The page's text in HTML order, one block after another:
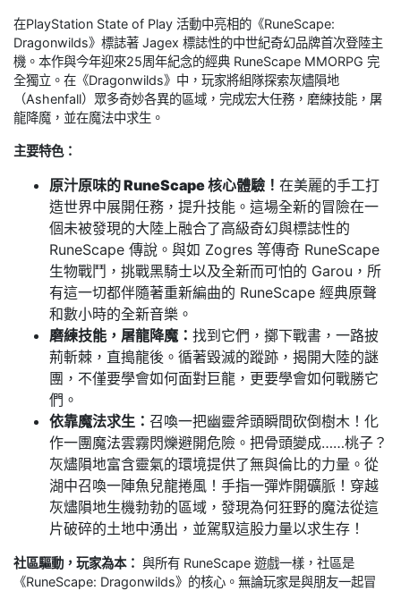
在PlayStation State of Play 活動中亮相的《RuneScape:
Dragonwilds》標誌著 Jagex 標誌性的中世紀奇幻品牌首次登陸主
機。本作與今年迎來25周年紀念的經典 RuneScape MMORPG 完
全獨立。在《Dragonwilds》中，玩家將組隊探索灰燼隕地
（Ashenfall）眾多奇妙各異的區域，完成宏大任務，磨練技能，屠
龍降魔，並在魔法中求生。
主要特色：
原汁原味的 RuneScape 核心體驗！ 在美麗的手工打
造世界中展開任務，提升技能。這場全新的冒險在一
個未被發現的大陸上融合了高級奇幻與標誌性的
RuneScape 傳說。與如 Zogres 等傳奇 RuneScape
生物戰鬥，挑戰黑騎士以及全新而可怕的 Garou，所
有這一切都伴隨著重新編曲的 RuneScape 經典原聲
和數小時的全新音樂。
磨練技能，屠龍降魔： 找到它們，擲下戰書，一路披
荊斬棘，直搗龍後。循著毀滅的蹤跡，揭開大陸的謎
團，不僅要學會如何面對巨龍，更要學會如何戰勝它
們。
依靠魔法求生： 召喚一把幽靈斧頭瞬間砍倒樹木！化
作一團魔法雲霧閃爍避開危險。把骨頭變成……桃子？
灰燼隕地富含靈氣的環境提供了無與倫比的力量。從
湖中召喚一陣魚兒龍捲風！手指一彈炸開礦脈！穿越
灰燼隕地生機勃勃的區域，發現為何狂野的魔法從這
片破碎的土地中湧出，並駕馭這股力量以求生存！
社區驅動，玩家為本： 與所有 RuneScape 遊戲一樣，社區是
《RuneScape: Dragonwilds》的核心。無論玩家是與朋友一起冒